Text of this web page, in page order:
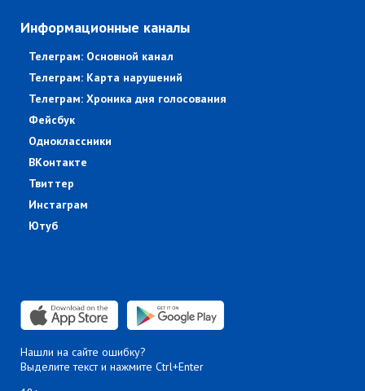
Информационные каналы
Телеграм: Основной канал
Телеграм: Карта нарушений
Телеграм: Хроника дня голосования
Фейсбук
Одноклассники
ВКонтакте
Твиттер
Инстаграм
Ютуб
Нашли на сайте ошибку?
Выделите текст и нажмите Ctrl+Enter